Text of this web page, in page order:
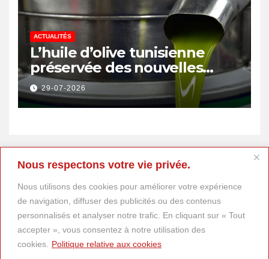
Nous respectons votre vie privée.
Nous utilisons des cookies pour améliorer votre expérience
de navigation, diffuser des publicités ou des contenus
personnalisés et analyser notre trafic. En cliquant sur « Tout
accepter », vous consentez à notre utilisation des
cookies.
Politique relative aux cookies
ACTUALITÉS
L’huile d’olive tunisienne
préservée des nouvelles
surtaxes américaines de
Donald Trump
29-07-2026